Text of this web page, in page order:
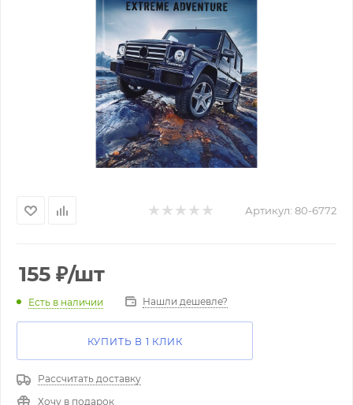
Артикул: 80-6772
155 ₽/шт
Есть в наличии Нашли дешевле?
КУПИТЬ В 1 КЛИК
Рассчитать доставку
Хочу в подарок